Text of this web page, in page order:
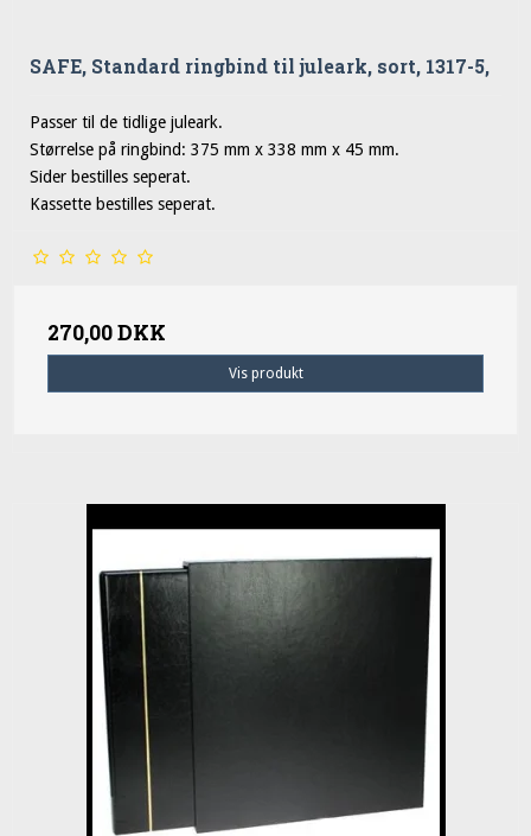
SAFE, Standard ringbind til juleark, sort, 1317-5,
Passer til de tidlige juleark.
Størrelse på ringbind: 375 mm x 338 mm x 45 mm.
Sider bestilles seperat.
Kassette bestilles seperat.
270,00 DKK
Vis produkt